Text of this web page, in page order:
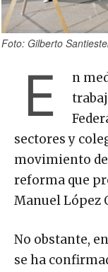
Foto: Gilberto
E
n
sectores y
movimiento
reforma que
Manuel López
No obstante,
se ha